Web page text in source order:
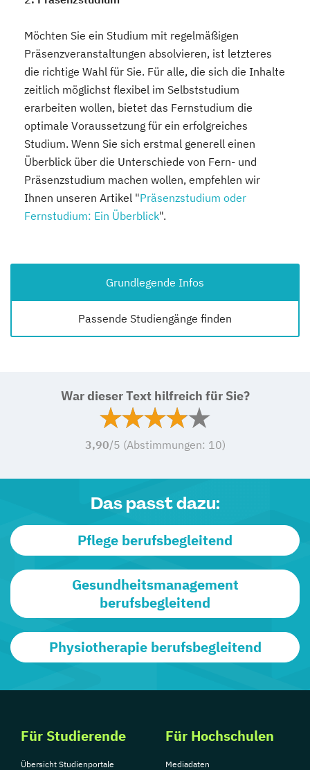
Möchten Sie ein Studium mit regelmäßigen
Präsenzveranstaltungen absolvieren, ist letzteres
die richtige Wahl für Sie. Für alle, die sich die Inhalte
zeitlich möglichst flexibel im Selbststudium
erarbeiten wollen, bietet das Fernstudium die
optimale Voraussetzung für ein erfolgreiches
Studium. Wenn Sie sich erstmal generell einen
Überblick über die Unterschiede von Fern- und
Präsenzstudium machen wollen, empfehlen wir
Ihnen unseren Artikel "Präsenzstudium oder
Fernstudium: Ein Überblick".
Grundlegende Infos
Passende Studiengänge finden
War dieser Text hilfreich für Sie?
3,90/5 (Abstimmungen: 10)
Das passt dazu:
Pflege berufsbegleitend
Gesundheitsmanagement
berufsbegleitend
Physiotherapie berufsbegleitend
Für Studierende
Übersicht Studienportale
Für Hochschulen
Mediadaten